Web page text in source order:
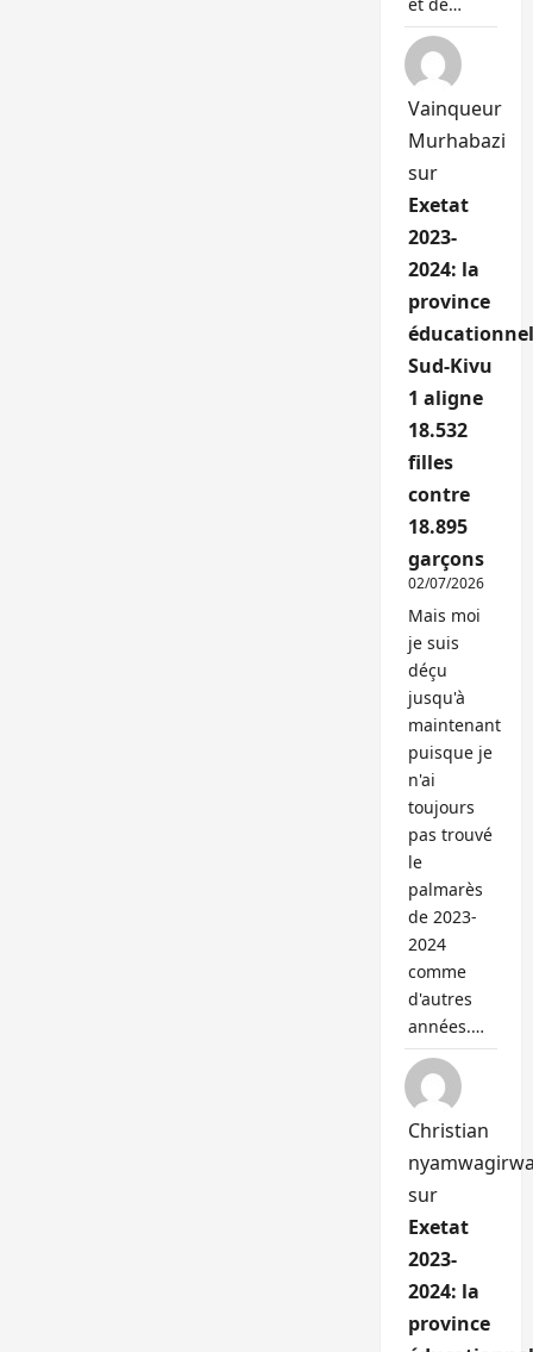
Vainqueur
Murhabazi
sur
Exetat
2023-
2024: la
province
Sud-Kivu
1 aligne
18.532
filles
contre
18.895
garçons
02/07/2026
Mais moi
je suis
déçu
jusqu'à
maintenant
puisque je
n'ai
toujours
pas trouvé
le
palmarès
de 2023-
2024
comme
d'autres
années.…
Christian
sur
Exetat
2023-
2024: la
province